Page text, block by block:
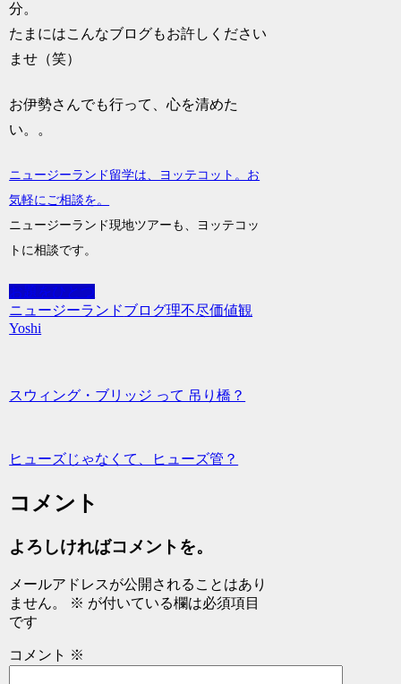
分。
たまにはこんなブログもお許しください
ませ（笑）
お伊勢さんでも行って、心を清めた
い。。
ニュージーランド留学は、ヨッテコット。お
気軽にご相談を。
ニュージーランド現地ツアーも、ヨッテコッ
トに相談です。
お題をひとつ
ニュージーランドブログ理不尽価値観
Yoshi
スウィング・ブリッジ って 吊り橋？
ヒューズじゃなくて、ヒューズ管？
コメント
よろしければコメントを。
メールアドレスが公開されることはあり
ません。
※ が付いている欄は必須項目
です
コメント ※